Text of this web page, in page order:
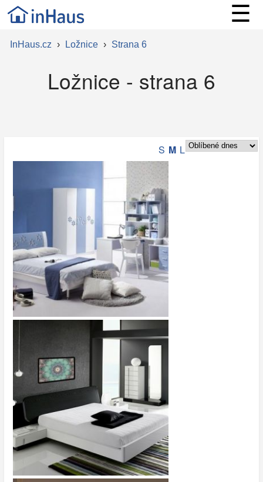
☰
InHaus.cz › Ložnice › Strana 6
Ložnice - strana 6
S M L